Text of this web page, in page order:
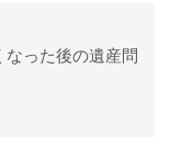
った後の遺産問